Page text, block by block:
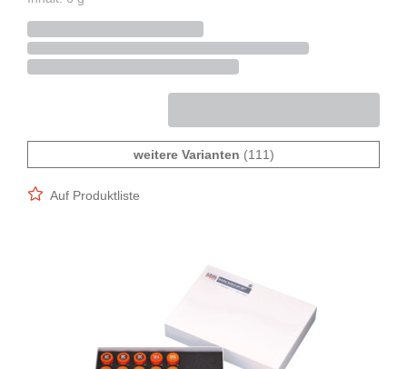
weitere Varianten (111)
Auf Produktliste